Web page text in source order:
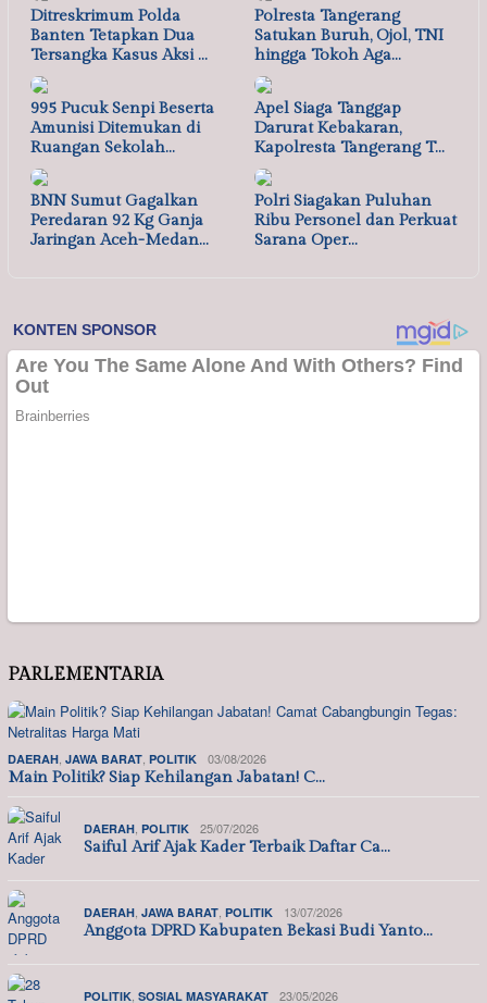
Ditreskrimum Polda
Banten Tetapkan Dua
Tersangka Kasus Aksi …
Polresta Tangerang
Satukan Buruh, Ojol, TNI
hingga Tokoh Aga…
995 Pucuk Senpi Beserta
Amunisi Ditemukan di
Ruangan Sekolah…
Apel Siaga Tanggap
Darurat Kebakaran,
Kapolresta Tangerang T…
BNN Sumut Gagalkan
Peredaran 92 Kg Ganja
Jaringan Aceh-Medan…
Polri Siagakan Puluhan
Ribu Personel dan Perkuat
Sarana Oper…
PARLEMENTARIA
DAERAH, JAWA BARAT, POLITIK 03/08/2026
Main Politik? Siap Kehilangan Jabatan! C…
DAERAH, POLITIK 25/07/2026
Saiful Arif Ajak Kader Terbaik Daftar Ca…
DAERAH, JAWA BARAT, POLITIK 13/07/2026
Anggota DPRD Kabupaten Bekasi Budi Yanto…
POLITIK, SOSIAL MASYARAKAT 23/05/2026